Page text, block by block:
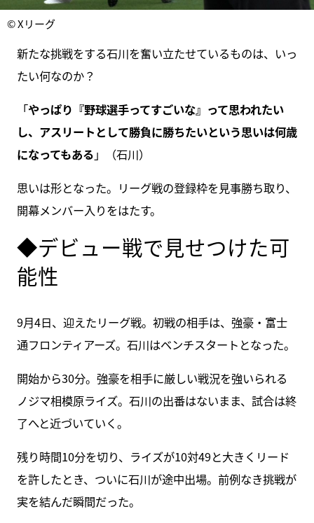
© Xリーグ
新たな挑戦をする石川を奮い立たせているものは、いっ
たい何なのか？
「やっぱり『野球選手ってすごいな』って思われたい
し、アスリートとして勝負に勝ちたいという思いは何歳
になってもある 」（石川）
思いは形となった。リーグ戦の登録枠を見事勝ち取り、
開幕メンバー入りをはたす。
◆デビュー戦で見せつけた可
能性
9月4日、迎えたリーグ戦。初戦の相手は、強豪・富士
通フロンティアーズ。石川はベンチスタートとなった。
開始から30分。強豪を相手に厳しい戦況を強いられる
ノジマ相模原ライズ。石川の出番はないまま、試合は終
了へと近づいていく。
残り時間10分を切り、ライズが10対49と大きくリード
を許したとき、ついに石川が途中出場。前例なき挑戦が
実を結んだ瞬間だった。